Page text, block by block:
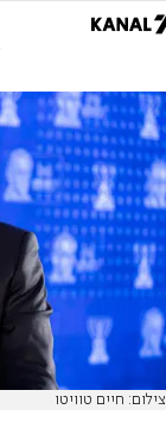
צילום: חיים טוויטו